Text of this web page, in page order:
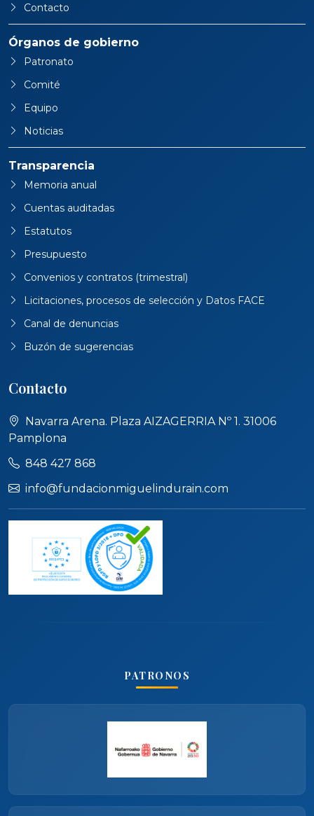
Contacto
Órganos de gobierno
Patronato
Comité
Equipo
Noticias
Transparencia
Memoria anual
Cuentas auditadas
Estatutos
Presupuesto
Convenios y contratos (trimestral)
Licitaciones, procesos de selección y Datos FACE
Canal de denuncias
Buzón de sugerencias
Contacto
Navarra Arena. Plaza AIZAGERRIA Nº 1. 31006
Pamplona
848 427 868
info@fundacionmiguelindurain.com
PATRONOS